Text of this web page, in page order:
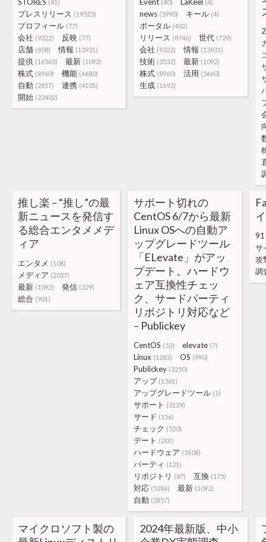
(41)
プレスリリース (19523)
プロフィール (77)
会社 (9322) 反映 (77)
店舗 (858) 情報 (13931)
提供 (16563) 最新 (1092)
株式 (8960) 機能 (6680)
自動 (2857) 連携 (4105)
開始 (22402)
(40) (4)
news (5990) キール (4)
ポータル (402)
リリース (8746) 世代 (729)
会社 (9322) 情報 (13931)
技術 (3532) 最新 (1092)
株式 (8960) 活用 (5660)
生成 (1692)
推し楽 – “推し”の最
新ニュースを発信す
る総合エンタメメデ
ィア
エンタメ (108)
メディア (2037)
最新 (1092) 発信 (329)
総合 (901)
サポート切れの
CentOS 6/7から最新
Linux OSへの自動ア
ップグレードツール
「ELevate」がアッ
プデート。ハードウ
ェア互換性チェッ
ク、サードパーティ
リポジトリ対応など
– Publickey
CentOS (52) elevate (7)
Linux (1283) OS (990)
Publickey (3250)
アップ (1361)
アップグレードツール (1)
サポート (3129)
サード (156)
チェック (520)
デート (201)
ハードウェア (3108)
パーティ (121)
リポジトリ (87) 互換 (175)
対応 (5286) 最新 (1092)
自動 (2857)
91
サ
攻
調
マイクロソフト製の
2024年最新版、中小